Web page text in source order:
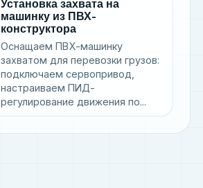
Установка захвата на
машинку из ПВХ-
конструктора
Оснащаем ПВХ-машинку
захватом для перевозки грузов:
подключаем сервопривод,
настраиваем ПИД-
регулирование движения по...